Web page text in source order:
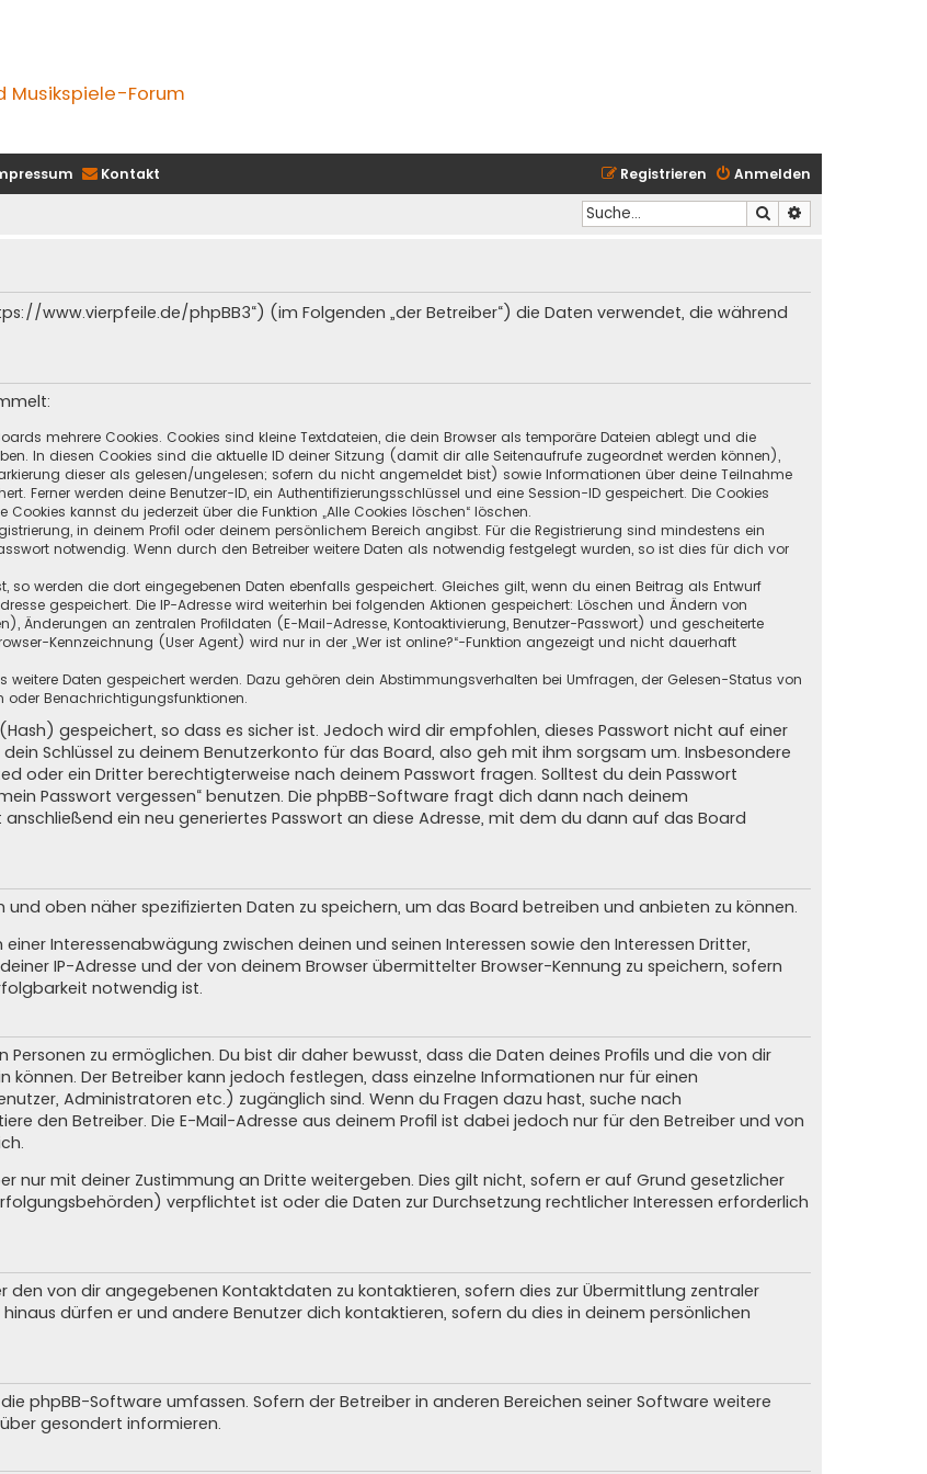
Musikspiele-Forum
Kontakt Anmelden
Registrieren
Suche
www.vierpfeile.de/phpBB3“) (im Folgenden „der Betreiber“) die Daten verwendet, die während
mehrere Cookies. Cookies sind kleine Textdateien, die dein Browser als temporäre Dateien ablegt und die
In diesen Cookies sind die aktuelle ID deiner Sitzung (damit dir alle Seitenaufrufe zugeordnet werden können),
dieser als gelesen/ungelesen; sofern du nicht angemeldet bist) sowie Informationen über deine Teilnahme
Ferner werden deine Benutzer-ID, ein Authentifizierungsschlüssel und eine Session-ID gespeichert. Die Cookies
kannst du jederzeit über die Funktion „Alle Cookies löschen“ löschen.
in deinem Profil oder deinem persönlichem Bereich angibst. Für die Registrierung sind mindestens ein
notwendig. Wenn durch den Betreiber weitere Daten als notwendig festgelegt wurden, so ist dies für dich vor
so werden die dort eingegebenen Daten ebenfalls gespeichert. Gleiches gilt, wenn du einen Beitrag als Entwurf
gespeichert. Die IP-Adresse wird weiterhin bei folgenden Aktionen gespeichert: Löschen und Ändern von
Änderungen an zentralen Profildaten (E-Mail-Adresse, Kontoaktivierung, Benutzer-Passwort) und gescheiterte
Kennzeichnung (User Agent) wird nur in der „Wer ist online?“-Funktion angezeigt und nicht dauerhaft
weitere Daten gespeichert werden. Dazu gehören dein Abstimmungsverhalten bei Umfragen, der Gelesen-Status von
oder Benachrichtigungsfunktionen.
gespeichert, so dass es sicher ist. Jedoch wird dir empfohlen, dieses Passwort nicht auf einer
Schlüssel zu deinem Benutzerkonto für das Board, also geh mit ihm sorgsam um. Insbesondere
oder ein Dritter berechtigterweise nach deinem Passwort fragen. Solltest du dein Passwort
Passwort vergessen“ benutzen. Die phpBB-Software fragt dich dann nach deinem
ein neu generiertes Passwort an diese Adresse, mit dem du dann auf das Board
oben näher spezifizierten Daten zu speichern, um das Board betreiben und anbieten zu können.
Interessenabwägung zwischen deinen und seinen Interessen sowie den Interessen Dritter,
IP-Adresse und der von deinem Browser übermittelter Browser-Kennung zu speichern, sofern
notwendig ist.
zu ermöglichen. Du bist dir daher bewusst, dass die Daten deines Profils und die von dir
Der Betreiber kann jedoch festlegen, dass einzelne Informationen nur für einen
Administratoren etc.) zugänglich sind. Wenn du Fragen dazu hast, suche nach
den Betreiber. Die E-Mail-Adresse aus deinem Profil ist dabei jedoch nur für den Betreiber und von
nur mit deiner Zustimmung an Dritte weitergeben. Dies gilt nicht, sofern er auf Grund gesetzlicher
verpflichtet ist oder die Daten zur Durchsetzung rechtlicher Interessen erforderlich
von dir angegebenen Kontaktdaten zu kontaktieren, sofern dies zur Übermittlung zentraler
dürfen er und andere Benutzer dich kontaktieren, sofern du dies in deinem persönlichen
phpBB-Software umfassen. Sofern der Betreiber in anderen Bereichen seiner Software weitere
gesondert informieren.